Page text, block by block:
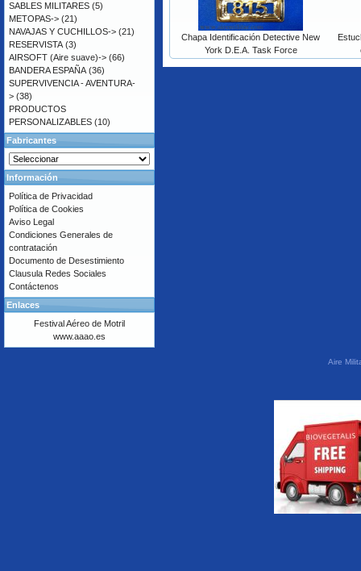
Chapa Identificación Detective New
York D.E.A. Task Force
SABLES MILITARES (5)
METOPAS-> (21)
NAVAJAS Y CUCHILLOS-> (21)
RESERVISTA (3)
AIRSOFT (Aire suave)-> (66)
BANDERA ESPAÑA (36)
SUPERVIVENCIA - AVENTURA-
> (38)
PRODUCTOS
PERSONALIZABLES (10)
Fabricantes
Información
Política de Privacidad
Política de Cookies
Aviso Legal
Condiciones Generales de
contratación
Documento de Desestimiento
Clausula Redes Sociales
Contáctenos
Enlaces
Festival Aéreo de Motril
www.aaao.es
Aire